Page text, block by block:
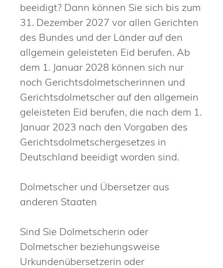
beeidigt? Dann können Sie sich bis zum
31. Dezember 2027 vor allen Gerichten
des Bundes und der Länder auf den
allgemein geleisteten Eid berufen. Ab
dem 1. Januar 2028 können sich nur
noch Gerichtsdolmetscherinnen und
Gerichtsdolmetscher auf den allgemein
geleisteten Eid berufen, die nach dem 1.
Januar 2023 nach den Vorgaben des
Gerichtsdolmetschergesetzes in
Deutschland beeidigt worden sind.
Dolmetscher und Übersetzer aus
anderen Staaten
Sind Sie Dolmetscherin oder
Dolmetscher beziehungsweise
Urkundenübersetzerin oder